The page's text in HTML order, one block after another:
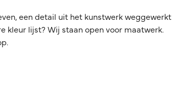
een detail uit het kunstwerk weggewerkt
kleur lijst? Wij staan open voor maatwerk.